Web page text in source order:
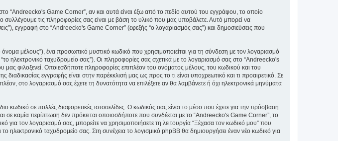
“Andreecko's Game Corner”, αν και αυτά είναι έξω από το πεδίο αυτού του εγγράφου, το οποίο
τις πληροφορίες σας είναι με βάση το υλικό που μας υποβάλετε. Αυτό μπορεί να
εγγραφή στο “Andreecko's Game Corner” (εφεξής “ο λογαριασμός σας”) και δημοσιεύσεις που
μέλους”), ένα προσωπικό μυστικό κωδικό που χρησιμοποιείται για τη σύνδεση με τον λογαριασμό
ηλεκτρονικό ταχυδρομείο σας”). Οι πληροφορίες σας σχετικά με το λογαριασμό σας στο “Andreecko's
φιλοξενεί. Οποιεσδήποτε πληροφορίες επιπλέον του ονόματος μέλους, του κωδικού και του
εγγραφής είναι στην παρέκκλισή μας ως προς το τι είναι υποχρεωτικό και τι προαιρετικό. Σε
στο λογαριασμό σας έχετε τη δυνατότητα να επιλέξετε αν θα λαμβάνετε ή όχι ηλεκτρονικά μηνύματα
κωδικό σε πολλές διαφορετικές ιστοσελίδες. Ο κωδικός σας είναι το μέσο που έχετε για την πρόσβαση
καμία περίπτωση δεν πρόκειται οποιοσδήποτε που συνδέεται με το “Andreecko's Game Corner”, το
τον λογαριασμό σας, μπορείτε να χρησιμοποιήσετε τη λειτουργία “Ξέχασα τον κωδικό μου” που
ηλεκτρονικό ταχυδρομείο σας. Στη συνέχεια το λογισμικό phpBB θα δημιουργήσει έναν νέο κωδικό για